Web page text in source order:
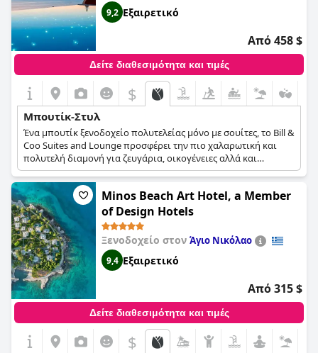
9,2 Εξαιρετικό
Από 458 $
Δείτε διαθεσιμότητα και τιμές
$
Μπουτίκ-Στυλ
Ένα μπουτίκ ξενοδοχείο πολυτελείας μόνο με σουίτες, το Bill &
Coo Suites and Lounge προσφέρει την πιο χαλαρωτική και
πολυτελή διαμονή για ζευγάρια, οικογένειες αλλά και
μοναχικούς ταξιδιώτες. Κάθε σουίτα έχει τη δική της
ξεχωριστή διακόσμηση και θεματική, κάποιες με ολόλευκα
έπιπλα, άλλες με αποχρώσεις του μπλε και άλλες σε
λιθόκτιστα δωμάτια, όμως όλες αντανακλώντας διαφορετικές
πτυχές της ελληνικής και της κυκλαδίτικης κουλτούρας και
αρχιτεκτονικής.
Minos Beach Art Hotel, a Member
of Design Hotels
Ξενοδοχείο στον Άγιο Νικόλαο
9,4 Εξαιρετικό
Από 315 $
Δείτε διαθεσιμότητα και τιμές
$